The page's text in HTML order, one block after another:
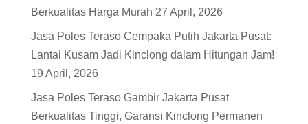
Berkualitas Harga Murah 27 April, 2026
Jasa Poles Teraso Cempaka Putih Jakarta Pusat:
Lantai Kusam Jadi Kinclong dalam Hitungan Jam!
19 April, 2026
Jasa Poles Teraso Gambir Jakarta Pusat
Berkualitas Tinggi, Garansi Kinclong Permanen